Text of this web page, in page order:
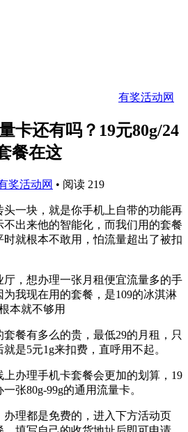
有奖活动网
卡还有吗？19元80g/24
餐在这
奖活动网 • 阅读 219
一块，就是你手机上自带的功能再
出来他的智能化，而我们用的套餐
就根本不敢用，怕流量超出了被扣
，想办理一张月租便宜流量多的手
我现在用的套餐，是109的冰淇淋
本就不够用
餐有多么的贵，最低29的月租，只
是5元1g来扣费，直呼用不起。
办理手机卡套餐会更加的划算，19
张80g-99g的通用流量卡。
理都是免费的，进入下方活动页